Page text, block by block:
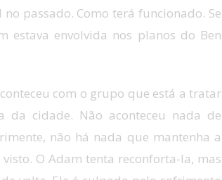
passado. Como terá funcionado. Se
estava envolvida nos planos do Ben
com o grupo que está a tratar
cidade. Não aconteceu nada de
não há nada que mantenha a
O Adam tenta reconforta-la, mas